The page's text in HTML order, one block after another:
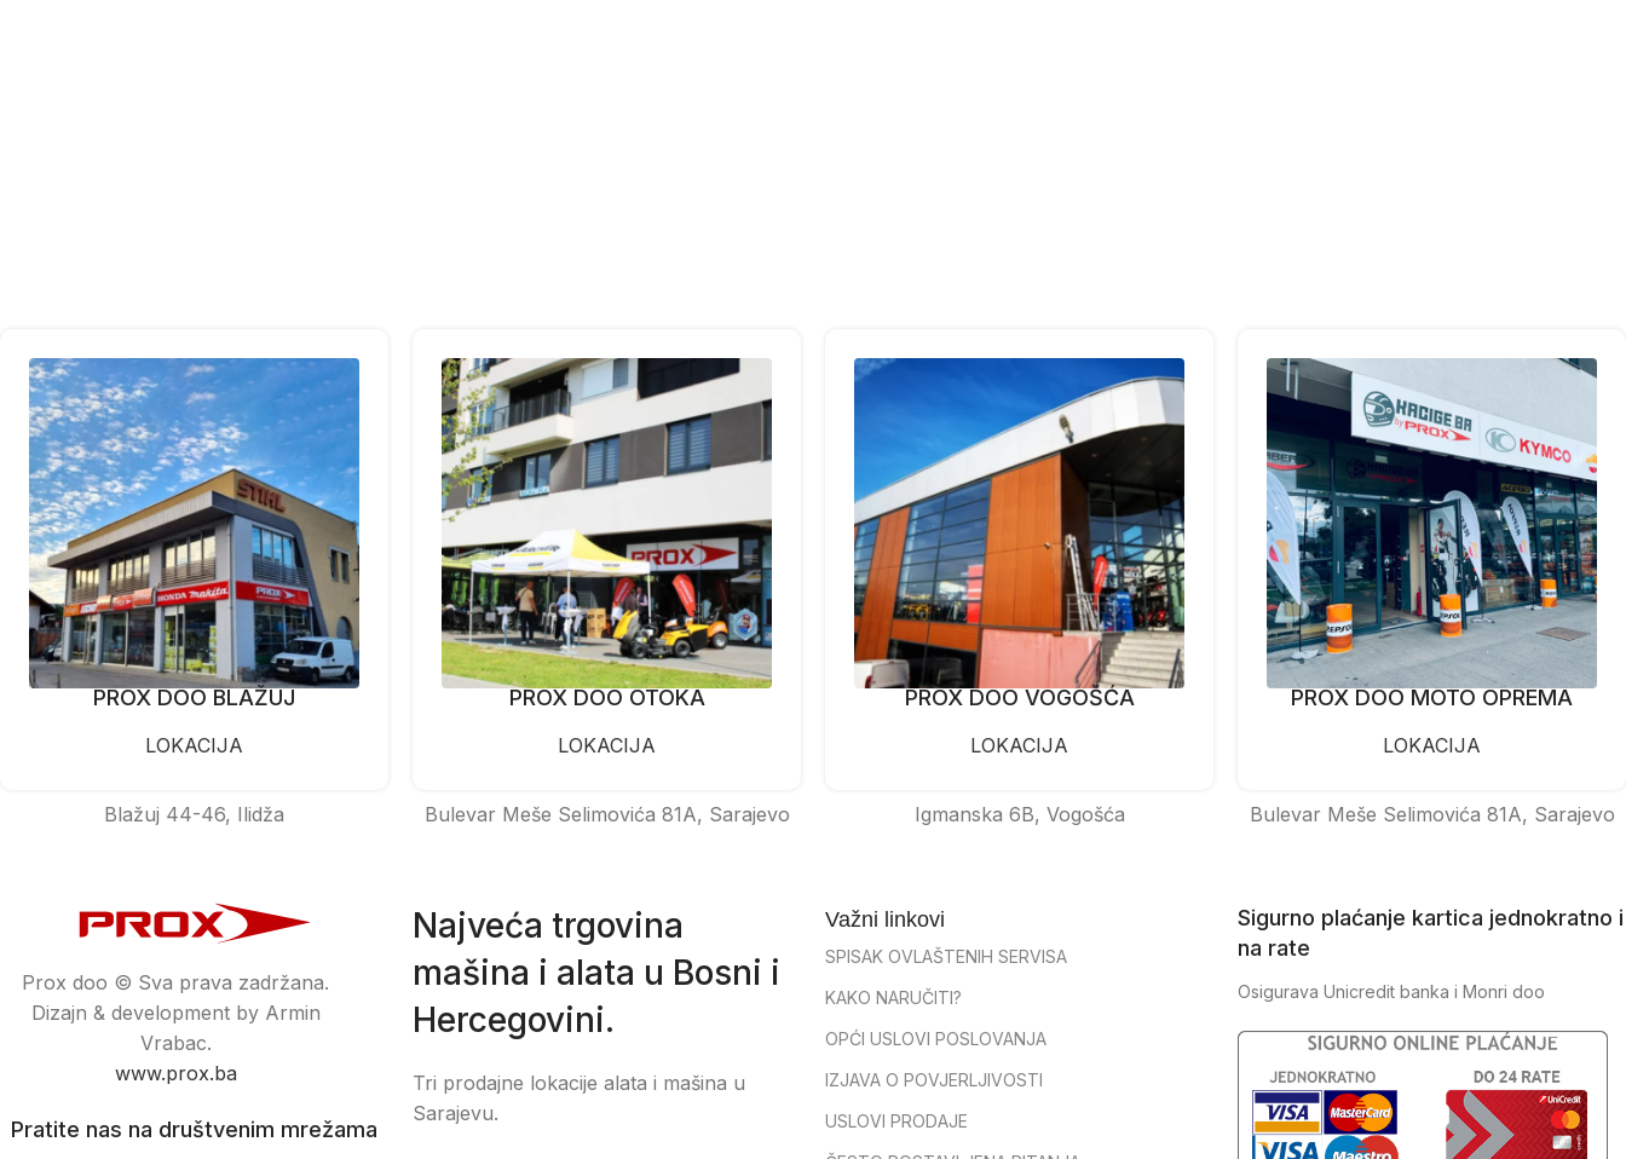
PROX DOO BLAŽUJ
LOKACIJA
Blažuj 44-46, Ilidža
PROX DOO OTOKA
LOKACIJA
Bulevar Meše Selimovića 81A, Sarajevo
PROX DOO VOGOŠĆA
LOKACIJA
Igmanska 6B, Vogošća
PROX DOO MOTO OPREMA
LOKACIJA
Bulevar Meše Selimovića 81A, Sarajevo
Prox doo © Sva prava zadržana.
Dizajn & development by Armin
Vrabac.
www.prox.ba
Pratite nas na društvenim mrežama
Najveća trgovina
mašina i alata u Bosni i
Hercegovini.
Tri prodajne lokacije alata i mašina u
Sarajevu.
Važni linkovi
SPISAK OVLAŠTENIH SERVISA
KAKO NARUČITI?
OPĆI USLOVI POSLOVANJA
IZJAVA O POVJERLJIVOSTI
USLOVI PRODAJE
Sigurno plaćanje kartica jednokratno i
na rate
Osigurava Unicredit banka i Monri doo